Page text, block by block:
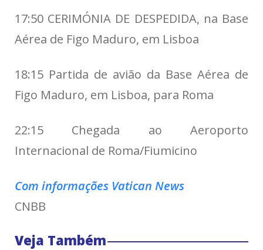
17:50 CERIMÓNIA DE DESPEDIDA, na Base
Aérea de Figo Maduro, em Lisboa
18:15 Partida de avião da Base Aérea de
Figo Maduro, em Lisboa, para Roma
22:15 Chegada ao Aeroporto
Internacional de Roma/Fiumicino
Com informações Vatican News
CNBB
Veja Também